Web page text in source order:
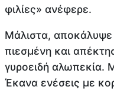
φιλίες» ανέφερε.
Μάλιστα, αποκάλυψε
πιεσμένη και
γυροειδή αλωπεκία.
Έκανα ενέσεις με